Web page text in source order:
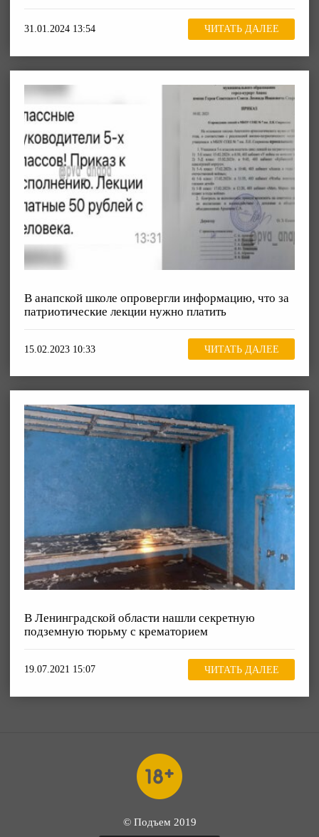
31.01.2024 13:54 ЧИТАТЬ ДАЛЕЕ
В анапской школе опровергли информацию, что за
патриотические лекции нужно платить
15.02.2023 10:33 ЧИТАТЬ ДАЛЕЕ
В Ленинградской области нашли секретную
подземную тюрьму с крематорием
19.07.2021 15:07 ЧИТАТЬ ДАЛЕЕ
© Подъем 2019